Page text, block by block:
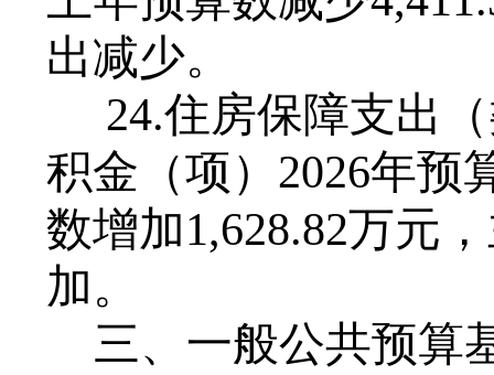
出减少。
24.住房保障支出
积金（项）2026年预
数增加1,628.82万元
加。
三、一般公共预算